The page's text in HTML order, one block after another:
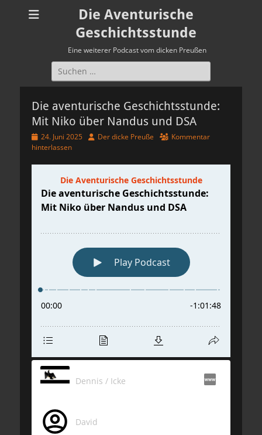
Die Aventurische
Geschichtsstunde
Eine weiterer Podcast vom dicken Preußen
Suchen
nach:
Die aventurische Geschichtsstunde:
Mit Niko über Nandus und DSA
Veröffentlicht
am
24. Juni 2025 AutorDer dicke Preuße
Kommentar
hinterlassen
Dennis / Icke
David